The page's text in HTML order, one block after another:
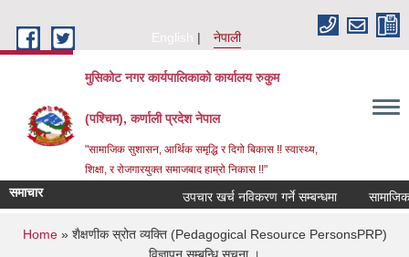
English
नेपाली
मुसिकोट नगर कार्यपालिकाको कार्यालय रुकुम
(पश्चिम), कर्णाली प्रदेश नेपाल
"सामाजिक सुशासन, आर्थिक समृद्धि र दिगो बिकास !! स्वास्थ्य,
शिक्षा, र रोजगारयुक्त समाजबाद हाम्रो निकास !!"
समाचार उपचार खर्च नविकरण गर्ने सम्बन्धमा
You are here
Home» शैक्षणीक स्रोत व्यक्ति (Pedagogical Resource PersonsPRP)